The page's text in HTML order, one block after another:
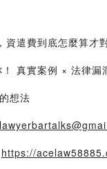
遣費到底怎麼算才
真實案例 × 法律
想法
https://